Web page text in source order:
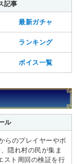
記事
最新ガチャ
ランキング
ボイス一覧
ル
らのプレイヤーやボ
隠れ村の民が集ま
スト周回の検証を行